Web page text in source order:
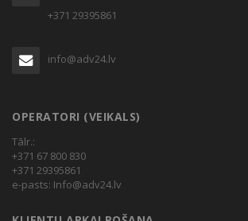
+371 29395861
info@adv24.lv
OPERATORI (VEIKALS)
Tālr.:
+371 67 800 830
+371 29395861
e-pasts: Info@adv24.lv